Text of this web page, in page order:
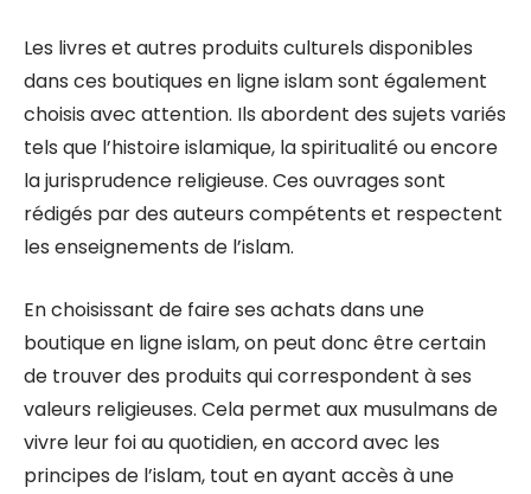
Les livres et autres produits culturels disponibles
dans ces boutiques en ligne islam sont également
choisis avec attention. Ils abordent des sujets variés
tels que l’histoire islamique, la spiritualité ou encore
la jurisprudence religieuse. Ces ouvrages sont
rédigés par des auteurs compétents et respectent
les enseignements de l’islam.
En choisissant de faire ses achats dans une
boutique en ligne islam, on peut donc être certain
de trouver des produits qui correspondent à ses
valeurs religieuses. Cela permet aux musulmans de
vivre leur foi au quotidien, en accord avec les
principes de l’islam, tout en ayant accès à une